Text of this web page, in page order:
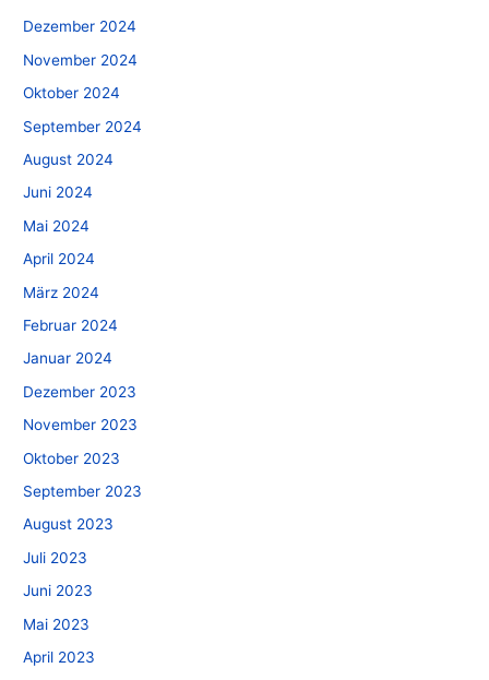
Dezember 2024
November 2024
Oktober 2024
September 2024
August 2024
Juni 2024
Mai 2024
April 2024
März 2024
Februar 2024
Januar 2024
Dezember 2023
November 2023
Oktober 2023
September 2023
August 2023
Juli 2023
Juni 2023
Mai 2023
April 2023